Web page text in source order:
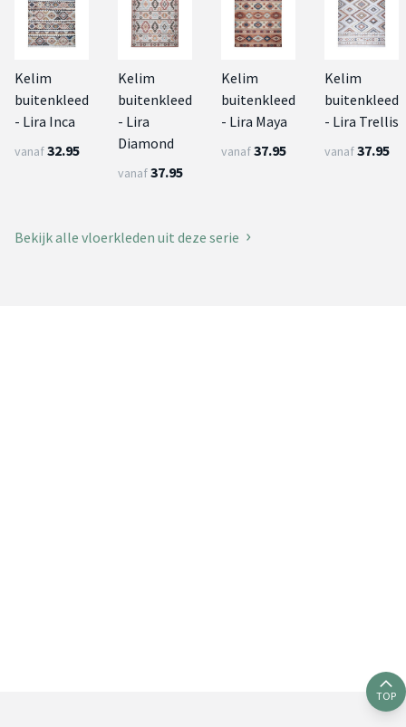
Kelim
buitenkleed
- Lira Inca
vanaf32.95
Kelim
buitenkleed
- Lira
Diamond
vanaf37.95
Kelim
buitenkleed
- Lira Maya
vanaf37.95
Kelim
buitenkleed
- Lira Trellis
vanaf37.95
Bekijk alle vloerkleden uit deze serie
TOP